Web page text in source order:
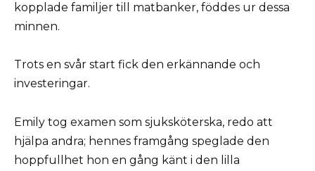
kopplade familjer till matbanker, föddes ur dessa
minnen.
Trots en svår start fick den erkännande och
investeringar.
Emily tog examen som sjuksköterska, redo att
hjälpa andra; hennes framgång speglade den
hoppfullhet hon en gång känt i den lilla